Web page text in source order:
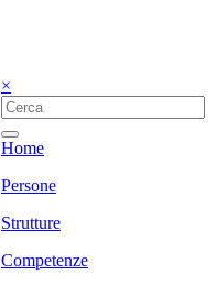
×
Home
Persone
Strutture
Competenze